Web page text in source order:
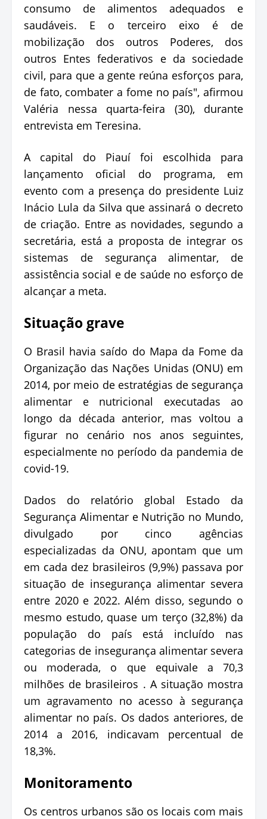
consumo de alimentos adequados e
saudáveis. E o terceiro eixo é de
mobilização dos outros Poderes, dos
outros Entes federativos e da sociedade
civil, para que a gente reúna esforços para,
de fato, combater a fome no país", afirmou
Valéria nessa quarta-feira (30), durante
entrevista em Teresina.
A capital do Piauí foi escolhida para
lançamento oficial do programa, em
evento com a presença do presidente Luiz
Inácio Lula da Silva que assinará o decreto
de criação. Entre as novidades, segundo a
secretária, está a proposta de integrar os
sistemas de segurança alimentar, de
assistência social e de saúde no esforço de
alcançar a meta.
Situação grave
O Brasil havia saído do Mapa da Fome da
Organização das Nações Unidas (ONU) em
2014, por meio de estratégias de segurança
alimentar e nutricional executadas ao
longo da década anterior, mas voltou a
figurar no cenário nos anos seguintes,
especialmente no período da pandemia de
covid-19.
Dados do relatório global Estado da
Segurança Alimentar e Nutrição no Mundo,
divulgado por cinco agências
especializadas da ONU, apontam que um
em cada dez brasileiros (9,9%) passava por
situação de insegurança alimentar severa
entre 2020 e 2022. Além disso, segundo o
mesmo estudo, quase um terço (32,8%) da
população do país está incluído nas
categorias de insegurança alimentar severa
ou moderada, o que equivale a 70,3
milhões de brasileiros . A situação mostra
um agravamento no acesso à segurança
alimentar no país. Os dados anteriores, de
2014 a 2016, indicavam percentual de
18,3%.
Monitoramento
Os centros urbanos são os locais com mais